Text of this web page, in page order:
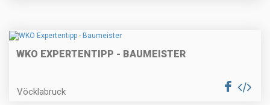
WKO EXPERTENTIPP - BAUMEISTER
Vöcklabruck